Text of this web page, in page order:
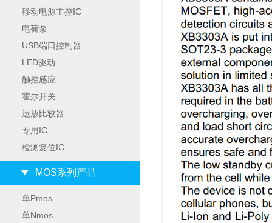
移动电源主控IC
电荷泵
USB端口控制器
LED驱动
触控感应
霍尔开关
运放比较器
专用IC
检测复位IC
MOS系列产品
单Pmos
单Nmos